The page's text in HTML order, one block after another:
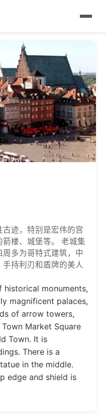
迹，特别是宏伟的宫
楼、城堡等。 老城集
多为哥特式建筑，中
持利刃和盾牌的美人
monuments,
magnificent palaces,
of arrow towers,
Market Square
Town. It is
There is a
in the middle.
edge and shield is